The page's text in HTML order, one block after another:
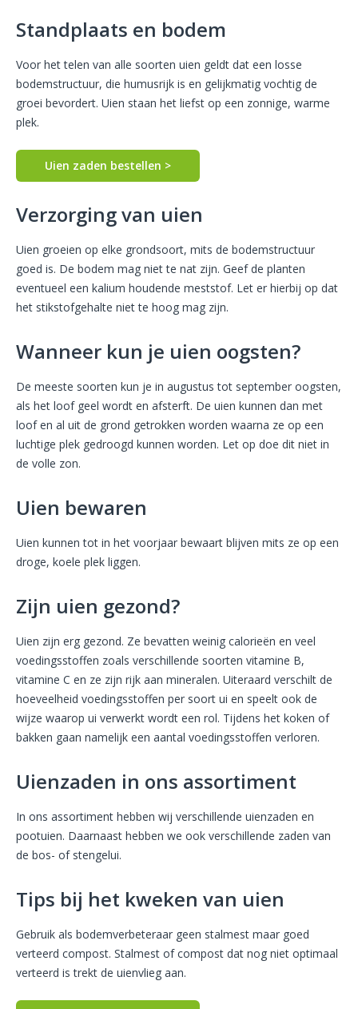
Standplaats en bodem
Voor het telen van alle soorten uien geldt dat een losse
bodemstructuur, die humusrijk is en gelijkmatig vochtig de
groei bevordert. Uien staan het liefst op een zonnige, warme
plek.
Uien zaden bestellen >
Verzorging van uien
Uien groeien op elke grondsoort, mits de bodemstructuur
goed is. De bodem mag niet te nat zijn. Geef de planten
eventueel een kalium houdende meststof. Let er hierbij op dat
het stikstofgehalte niet te hoog mag zijn.
Wanneer kun je uien oogsten?
De meeste soorten kun je in augustus tot september oogsten,
als het loof geel wordt en afsterft. De uien kunnen dan met
loof en al uit de grond getrokken worden waarna ze op een
luchtige plek gedroogd kunnen worden. Let op doe dit niet in
de volle zon.
Uien bewaren
Uien kunnen tot in het voorjaar bewaart blijven mits ze op een
droge, koele plek liggen.
Zijn uien gezond?
Uien zijn erg gezond. Ze bevatten weinig calorieën en veel
voedingsstoffen zoals verschillende soorten vitamine B,
vitamine C en ze zijn rijk aan mineralen. Uiteraard verschilt de
hoeveelheid voedingsstoffen per soort ui en speelt ook de
wijze waarop ui verwerkt wordt een rol. Tijdens het koken of
bakken gaan namelijk een aantal voedingsstoffen verloren.
Uienzaden in ons assortiment
In ons assortiment hebben wij verschillende uienzaden en
pootuien. Daarnaast hebben we ook verschillende zaden van
de bos- of stengelui.
Tips bij het kweken van uien
Gebruik als bodemverbeteraar geen stalmest maar goed
verteerd compost. Stalmest of compost dat nog niet optimaal
verteerd is trekt de uienvlieg aan.